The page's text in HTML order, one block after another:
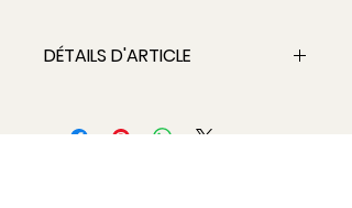
DÉTAILS D'ARTICLE
de l'aprovisionnement.